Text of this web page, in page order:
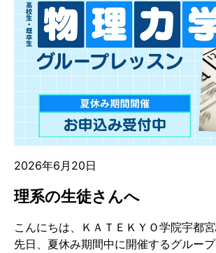
2026年6月20日
理系の生徒さんへ
こんにちは、ＫＡＴＥＫＹＯ学院宇都宮
先日、夏休み期間中に開催するグルー